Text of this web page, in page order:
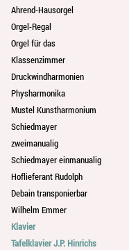
Ahrend-Hausorgel
Orgel-Regal
Orgel für das
Klassenzimmer
Druckwindharmonien
Physharmonika
Mustel Kunstharmonium
Schiedmayer
zweimanualig
Schiedmayer einmanualig
Hoflieferant Rudolph
Debain transponierbar
Wilhelm Emmer
Klavier
Tafelklavier J.P. Hinrichs